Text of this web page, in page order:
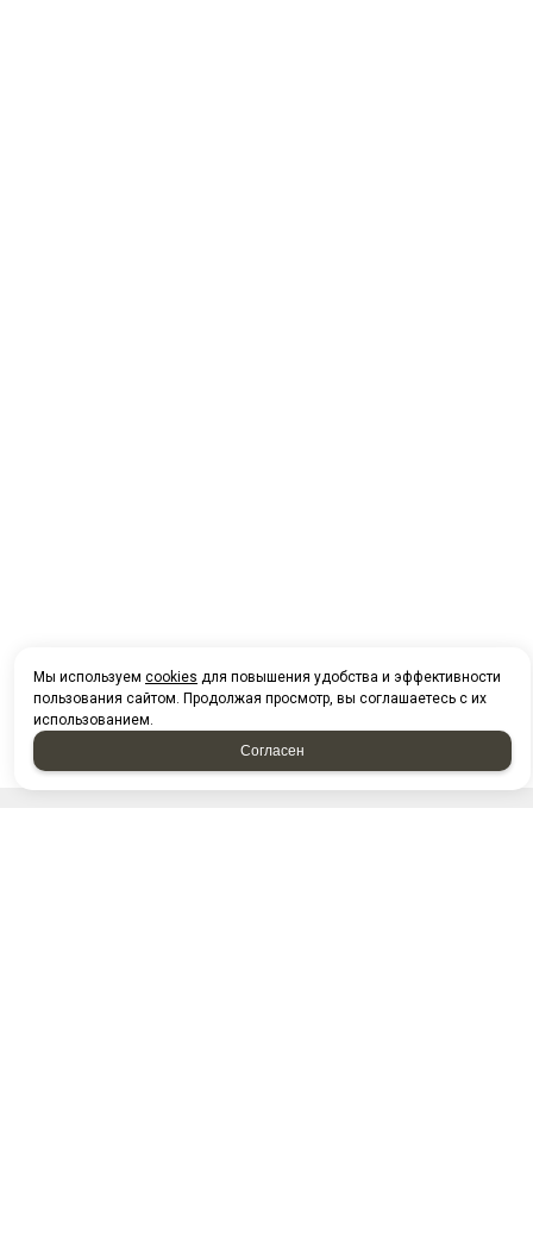
Мы используем cookies для повышения удобства и эффективности
пользования сайтом. Продолжая просмотр, вы соглашаетесь с их
использованием.
Согласен